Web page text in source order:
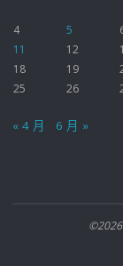
4
5
11
12
18
19
25
26
« 4 月 6 月 »
©2026